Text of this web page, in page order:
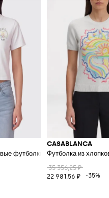
футболки с логотипом
CASABLANCA
Футболка из
35 356,25 ₽
22 981,56 ₽
-35%